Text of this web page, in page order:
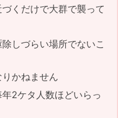
くだけで大群で襲って
しづらい場所でないこ
かねません
2ケタ人数ほどいらっ